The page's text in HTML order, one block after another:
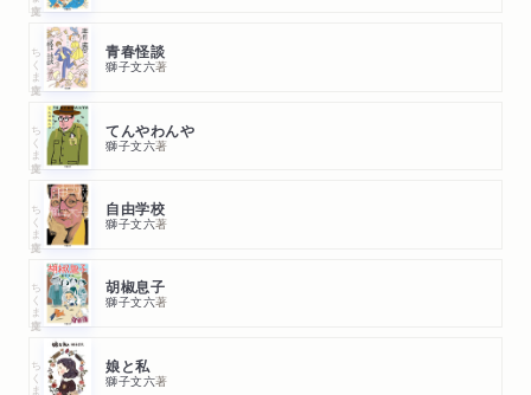
ちくま文庫 青春怪談
獅子文六著
ちくま文庫 てんやわんや
獅子文六著
ちくま文庫 自由学校
獅子文六著
ちくま文庫 胡椒息子
獅子文六著
ちくま文庫 娘と私
獅子文六著